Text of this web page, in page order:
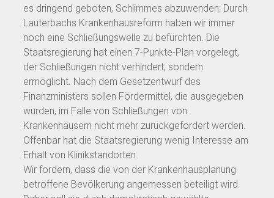
es dringend geboten, Schlimmes abzuwenden: Durch
Lauterbachs Krankenhausreform haben wir immer
noch eine Schließungswelle zu befürchten. Die
Staatsregierung hat einen 7-Punkte-Plan vorgelegt,
der Schließungen nicht verhindert, sondern
ermöglicht. Nach dem Gesetzentwurf des
Finanzministers sollen Fördermittel, die ausgegeben
wurden, im Falle von Schließungen von
Krankenhäusern nicht mehr zurückgefordert werden.
Offenbar hat die Staatsregierung wenig Interesse am
Erhalt von Klinikstandorten.
Wir fordern, dass die von der Krankenhausplanung
betroffene Bevölkerung angemessen beteiligt wird.